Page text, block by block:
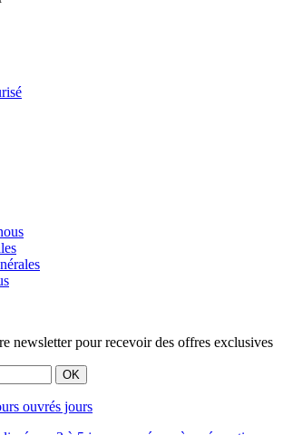
newsletter pour recevoir des offres exclusives
ouvrés jours